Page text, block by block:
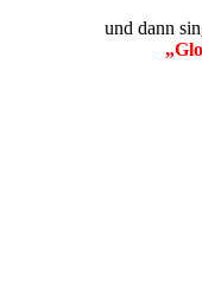
und dann